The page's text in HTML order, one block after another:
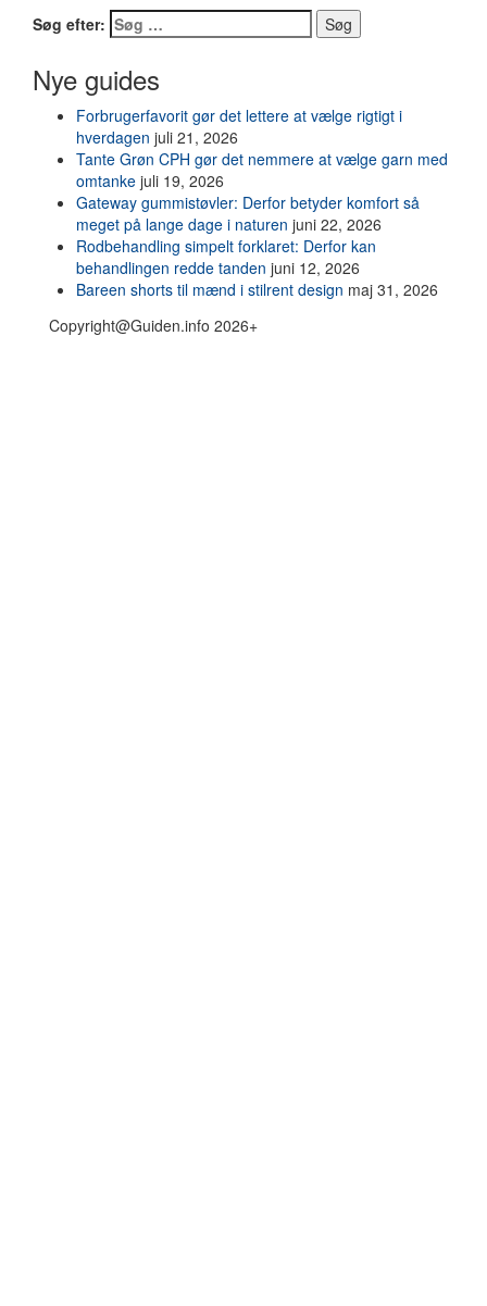
Søg efter:
Nye guides
Forbrugerfavorit gør det lettere at vælge rigtigt i
hverdagen juli 21, 2026
Tante Grøn CPH gør det nemmere at vælge garn med
omtanke juli 19, 2026
Gateway gummistøvler: Derfor betyder komfort så
meget på lange dage i naturen juni 22, 2026
Rodbehandling simpelt forklaret: Derfor kan
behandlingen redde tanden juni 12, 2026
Bareen shorts til mænd i stilrent design maj 31, 2026
Copyright@Guiden.info 2026+